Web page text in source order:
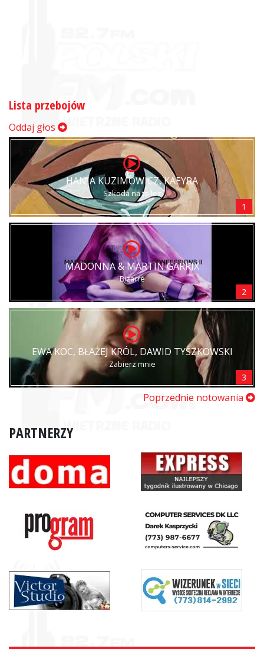
Lista przebojów
Oddaj głos
HANIA KUZIMOWICZ, KAEYRA
Szkoda na to łez
1
MADONNA & MARTIN GARRIX
Bizarre
2
EWA KOC, BŁAŻEJ KRÓL, DAWID TYSZKOWSKI
Zabierz mnie
3
Poprzednie notowania
PARTNERZY